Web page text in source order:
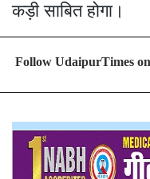
कड़ी साबित होगा।
Follow UdaipurTimes on